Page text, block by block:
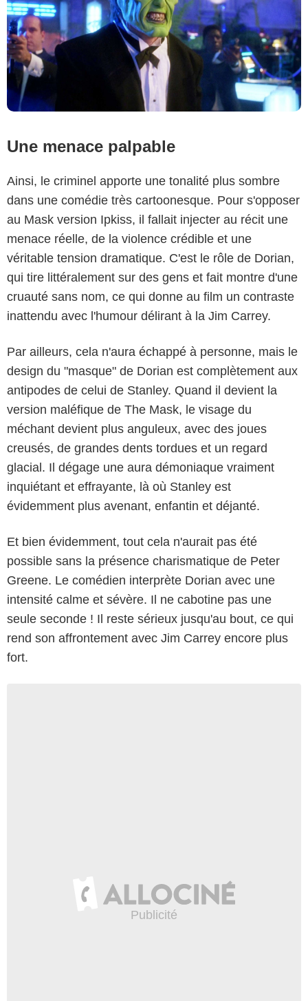
Une menace palpable
Ainsi, le criminel apporte une tonalité plus sombre
dans une comédie très cartoonesque. Pour s'opposer
au Mask version Ipkiss, il fallait injecter au récit une
menace réelle, de la violence crédible et une
véritable tension dramatique. C'est le rôle de Dorian,
qui tire littéralement sur des gens et fait montre d'une
cruauté sans nom, ce qui donne au film un contraste
inattendu avec l'humour délirant à la Jim Carrey.
Par ailleurs, cela n'aura échappé à personne, mais le
design du "masque" de Dorian est complètement aux
antipodes de celui de Stanley. Quand il devient la
version maléfique de The Mask, le visage du
méchant devient plus anguleux, avec des joues
creusés, de grandes dents tordues et un regard
glacial. Il dégage une aura démoniaque vraiment
inquiétant et effrayante, là où Stanley est
évidemment plus avenant, enfantin et déjanté.
Et bien évidemment, tout cela n'aurait pas été
possible sans la présence charismatique de Peter
Greene. Le comédien interprète Dorian avec une
intensité calme et sévère. Il ne cabotine pas une
seule seconde ! Il reste sérieux jusqu'au bout, ce qui
rend son affrontement avec Jim Carrey encore plus
fort.